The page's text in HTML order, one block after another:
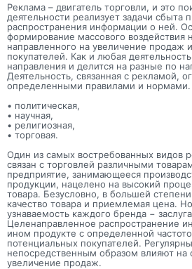
Реклама – двигатель торговли, и это
деятельности реализует задачи сбыта
распространения информации о ней.
формирование массового воздействия
направленного на увеличение продаж
покупателей. Как и любая
направления и делится на разные по
Деятельность, связанная с рекламой,
определенными правилами и
• политическая,
• научная,
• религиозная,
• торговая.
Один из самых востребованных видов
связан с торговлей различными
предприятие, занимающееся
продукции, нацелено на высокий
товара. Безусловно, в большей
качество товара и приемлемая цена.
узнаваемость каждого бренда −
Целенаправленное распространение
ином продукте с определенной
потенциальных покупателей.
непосредственным образом влияют на
увеличение продаж.